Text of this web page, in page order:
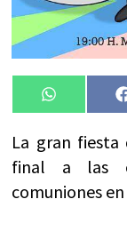
en
La gran
final a las
comuniones